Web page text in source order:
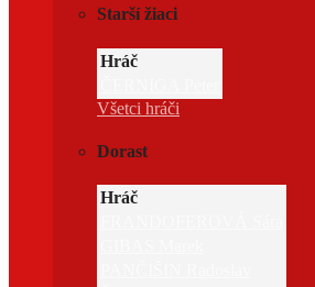
Starší žiaci
Hráč
Všetci hráči
Dorast
Hráč